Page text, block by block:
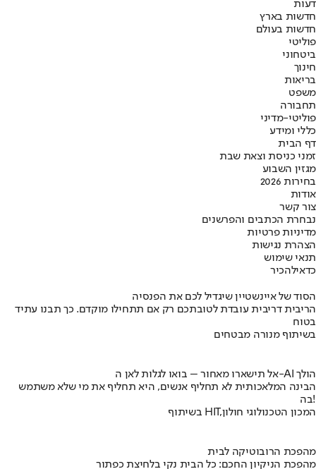
דעות
חדשות בארץ
חדשות בעולם
פוליטי
ביטחוני
חינוך
בריאות
משפט
תחבורה
פוליטי-מדיני
כללי ומידע
דף הבית
זמני כניסת וצאת שבת
מגזין השבוע
בחירות 2026
אודות
צור קשר
נבחרת הכתבים והפרשנים
מדיניות פרטיות
הצהרת נגישות
תנאי שימוש
כדאילהכיר
הסוד של איינשטיין שיגדיל לכם את הפנסיה
הריבית דריבית עובדת לטובתכם רק אם תתחילו מוקדם. כך תבנו עתיד
בטוח
בשיתוף מנורה מבטחים
אל תישארו מאחור – בואו לגלות לאן ה-AI הולך
הבינה המלאכותית לא תחליף אנשים, היא תחליף את מי שלא משתמש
בה!
בשיתוף HIT,המכון הטכנולוגי חולון
מהפכת הרובוטיקה לבית
מהפכת הניקיון החכם: כל הבית נקי בלחיצת כפתור